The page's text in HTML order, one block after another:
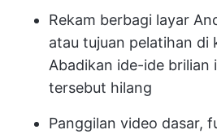
Rekam berbagi layar
atau tujuan pelatihan di
Abadikan ide-ide brilian
tersebut hilang
Panggilan video dasar,